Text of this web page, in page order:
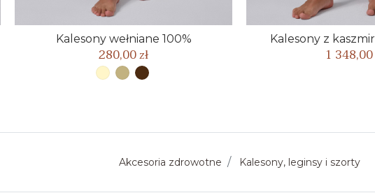
Kalesony wełniane 100%
280,00 zł
Kalesony z
1 348,00
Akcesoria zdrowotne Kalesony, leginsy i szorty